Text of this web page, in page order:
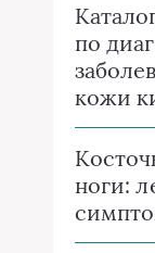
по
кожи
ноги: